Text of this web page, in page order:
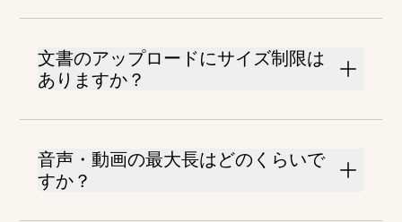
文書のアップロードにサイズ制限は
ありますか？
音声・動画の最大長はどのくらいで
すか？